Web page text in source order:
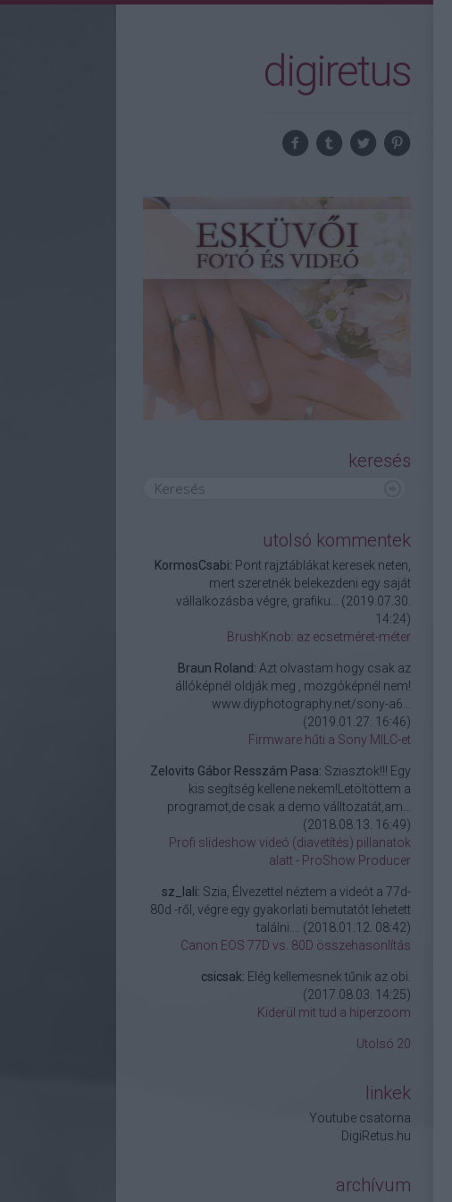
digiretus
keresés
utolsó kommentek
KormosCsabi: Pont rajztáblákat keresek neten,
mert szeretnék belekezdeni egy saját
vállalkozásba végre, grafiku... (2019.07.30.
14:24)
BrushKnob: az ecsetméret-méter
Braun Roland: Azt olvastam hogy csak az
állóképnél oldják meg , mozgóképnél nem!
www.diyphotography.net/sony-a6...
(2019.01.27. 16:46)
Firmware hűti a Sony MILC-et
Zelovits Gábor Resszám Pasa: Sziasztok!!! Egy
kis segítség kellene nekem!Letöltöttem a
programot,de csak a demo válltozatát,am...
(2018.08.13. 16:49)
Profi slideshow videó (diavetítés) pillanatok
alatt - ProShow Producer
sz_lali: Szia, Élvezettel néztem a videót a 77d-
80d -ről, végre egy gyakorlati bemutatót lehetett
találni.... (2018.01.12. 08:42)
Canon EOS 77D vs. 80D összehasonlítás
csicsak: Elég kellemesnek tűnik az obi.
(2017.08.03. 14:25)
Kiderül mit tud a hiperzoom
Utolsó 20
linkek
Youtube csatorna
DigiRetus.hu
archívum